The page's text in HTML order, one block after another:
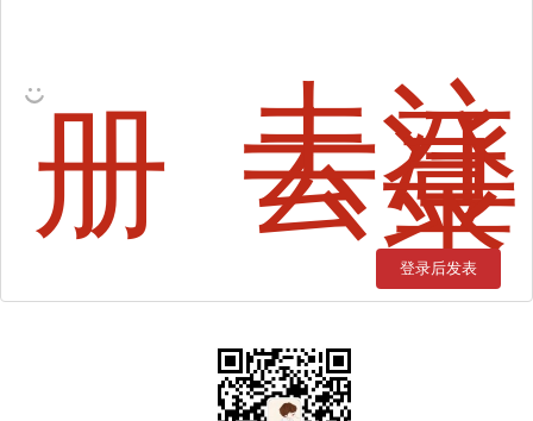
深
度
分
页，
我
都
是
这
么
玩
的
去注
册 去登
录
登录后发表